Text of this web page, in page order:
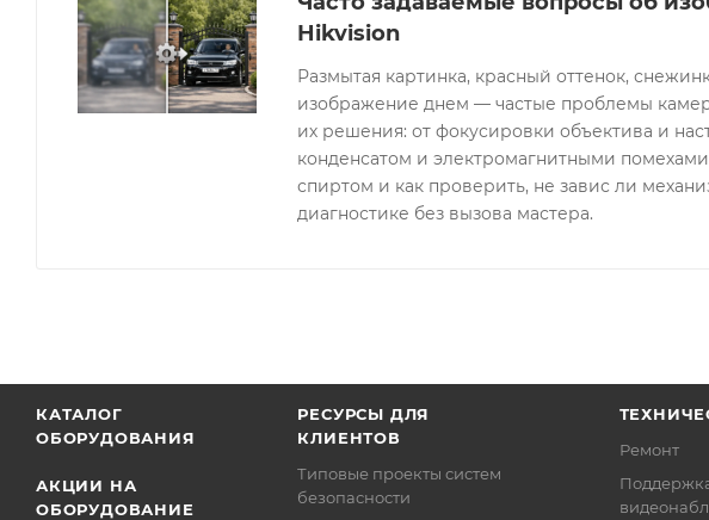
Hikvision
Размытая картинка, красный оттенок,
изображение днем — частые проблемы
их решения: от фокусировки объектива и
конденсатом и электромагнитными
спиртом и как проверить, не завис ли
диагностике без вызова мастера.
КАТАЛОГ
ОБОРУДОВАНИЯ
АКЦИИ НА
ОБОРУДОВАНИЕ
РЕСУРСЫ ДЛЯ
КЛИЕНТОВ
Типовые проекты систем
безопасности
Ремонт